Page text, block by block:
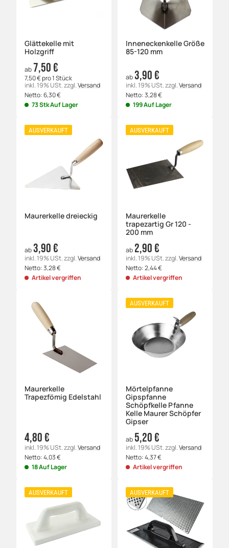
Glättekelle mit
Holzgriff
ab7,50 €
7,50 € pro 1 Stück
inkl. 19% USt.zzgl.Versand
Netto:6,30€
73 Stk Auf Lager
Inneneckenkelle Größe
85-120 mm
ab3,90 €
inkl. 19% USt.zzgl.Versand
Netto:3,28€
199 Auf Lager
AUSVERKAUFT
Maurerkelle dreieckig
ab3,90 €
inkl. 19% USt.zzgl.Versand
Netto:3,28€
Artikel vergriffen
AUSVERKAUFT
Maurerkelle
trapezartig Gr 120 -
200 mm
ab 2,90 €
inkl. 19% USt.zzgl.Versand
Netto:2,44€
Artikel vergriffen
Maurerkelle
Trapezfömig Edelstahl
4,80 €
inkl. 19% USt.zzgl.Versand
Netto:4,03€
18 Auf Lager
AUSVERKAUFT
Mörtelpfanne
Gipspfanne
Schöpfkelle Pfanne
Kelle Maurer Schöpfer
Gipser
ab 5,20 €
inkl. 19% USt.zzgl.Versand
Netto:4,37€
Artikel vergriffen
AUSVERKAUFT AUSVERKAUFT